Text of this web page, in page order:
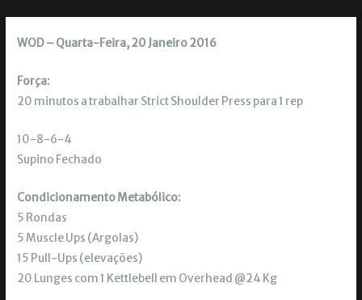
WOD – Quarta-Feira, 20 Janeiro 2016
Força:
20 minutos a trabalhar Strict Shoulder Press para 1 rep
10-8-6-4
Supino Fechado
Condicionamento Metabólico:
5 Rondas
5 Muscle Ups (Argolas)
15 Pull-Ups (elevações)
20 Lunges com 1 Kettlebell em Overhead @24 Kg